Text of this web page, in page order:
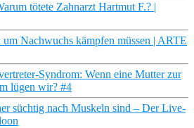
tötete Zahnarzt Hartmut F.? |
Nachwuchs kämpfen müssen | ARTE
Syndrom: Wenn eine Mutter zur
lügen wir? #4
süchtig nach Muskeln sind – Der Live-